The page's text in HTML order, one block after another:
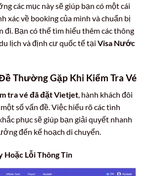
các mục này sẽ giúp bạn có một cái
xác về booking của mình và chuẩn bị
đi. Bạn có thể tìm hiểu thêm các thông
lịch và định cư quốc tế tại Visa Nước
Thường Gặp Khi Kiểm Tra Vé
tra vé đã đặt Vietjet, hành khách đôi
số vấn đề. Việc hiểu rõ các tình
phục sẽ giúp bạn giải quyết nhanh
đến kế hoạch di chuyển.
Hoặc Lỗi Thông Tin